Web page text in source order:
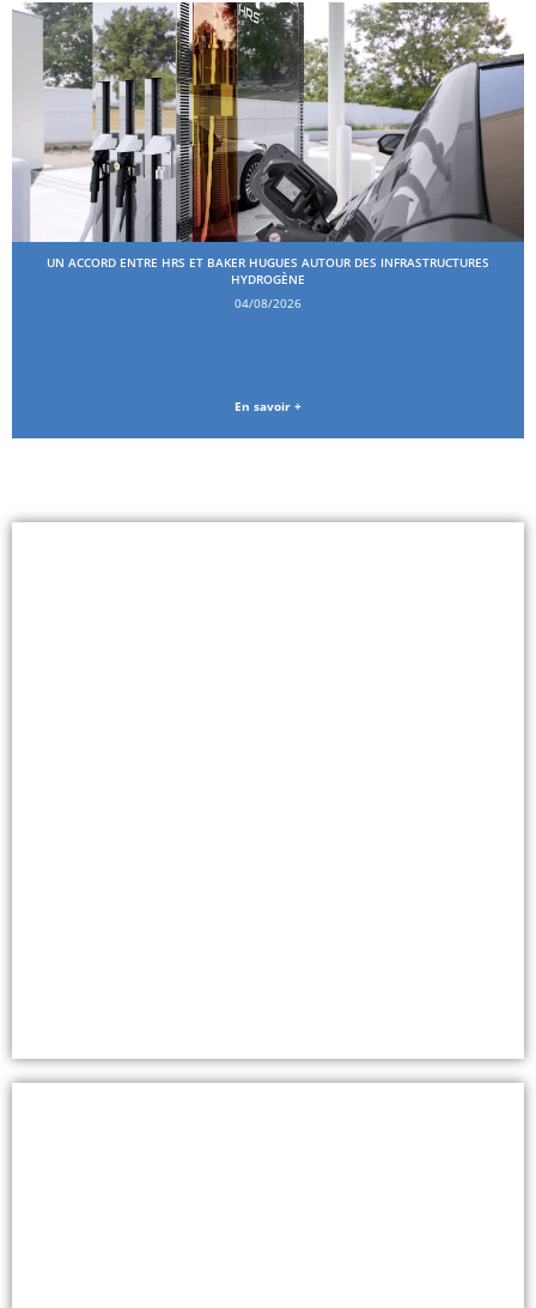
UN ACCORD ENTRE HRS ET BAKER HUGUES AUTOUR DES INFRASTRUCTURES
HYDROGÈNE
04/08/2026
En savoir +